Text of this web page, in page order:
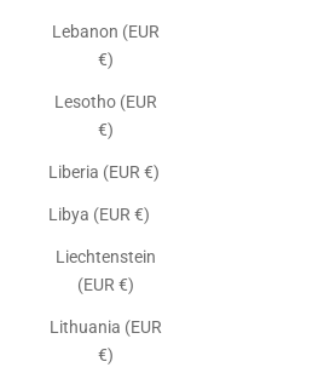
Lebanon (EUR
€)
Lesotho (EUR
€)
Liberia (EUR €)
Libya (EUR €)
Liechtenstein
(EUR €)
Lithuania (EUR
€)